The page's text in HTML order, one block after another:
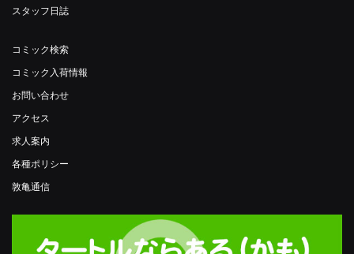
スタッフ日誌
コミック検索
コミック入荷情報
お問い合わせ
アクセス
求人案内
各種ポリシー
敦亀通信